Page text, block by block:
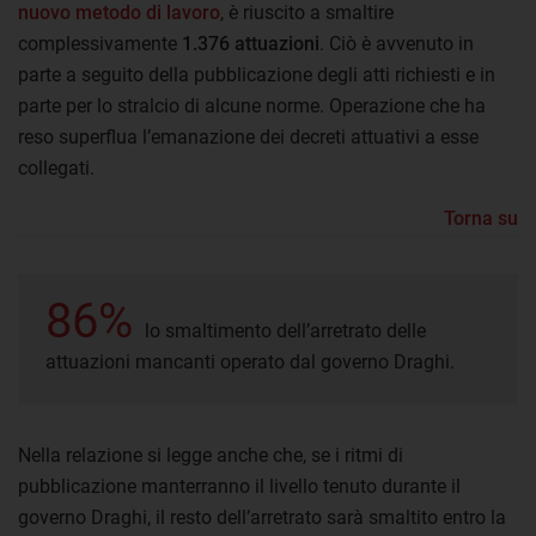
nuovo metodo di lavoro, è riuscito a smaltire
complessivamente 1.376 attuazioni. Ciò è avvenuto in
parte a seguito della pubblicazione degli atti richiesti e in
parte per lo stralcio di alcune norme. Operazione che ha
reso superflua l’emanazione dei decreti attuativi a esse
collegati.
Torna su
86%
lo smaltimento dell’arretrato delle
attuazioni mancanti operato dal governo Draghi.
Nella relazione si legge anche che, se i ritmi di
pubblicazione manterranno il livello tenuto durante il
governo Draghi, il resto dell’arretrato sarà smaltito entro la